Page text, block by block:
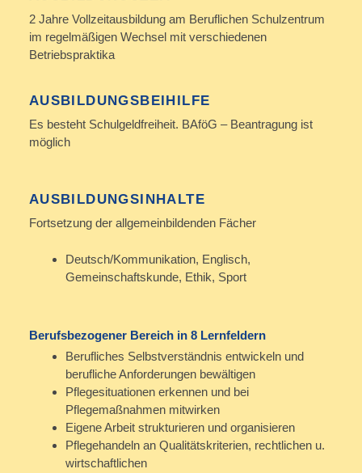
AUSBILDUNGSINHALTE
Fortsetzung der allgemeinbildenden Fächer
Deutsch/Kommunikation, Englisch,
Gemeinschaftskunde, Ethik, Sport
Berufsbezogener Bereich in 8 Lernfeldern
Berufliches Selbstverständnis entwickeln und
berufliche Anforderungen bewältigen
Pflegesituationen erkennen und bei
Pflegemaßnahmen mitwirken
Eigene Arbeit strukturieren und organisieren
Pflegehandeln an Qualitätskriterien, rechtlichen u.
wirtschaftlichen
2 Jahre Vollzeitausbildung am Beruflichen Schulzentrum
im regelmäßigen Wechsel mit verschiedenen
Betriebspraktika
AUSBILDUNGSBEIHILFE
Es besteht Schulgeldfreiheit. BAföG – Beantragung ist
möglich